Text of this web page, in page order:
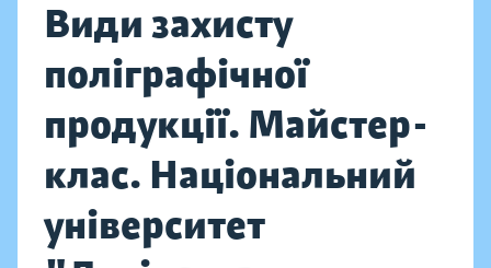
Види захисту
поліграфічної
продукції. Майстер-
клас. Національний
університет